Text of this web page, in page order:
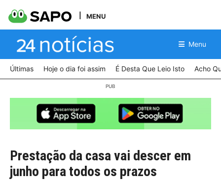
MENU
Menu
Últimas Hoje o dia foi assim É Desta Que Leio Isto Acho
Prestação da casa vai descer em
junho para todos os prazos